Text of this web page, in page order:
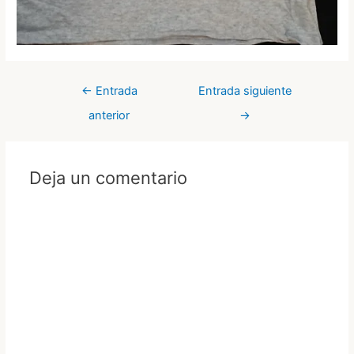
Navegación
← Entrada
anterior
Entrada siguiente
→
Deja un comentario